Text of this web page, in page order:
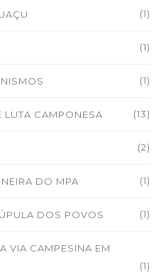
(1)
(1)
(1)
LUTA CAMPONESA (13)
(2)
DO MPA (1)
DOS POVOS (1)
VIA CAMPESINA EM
(1)